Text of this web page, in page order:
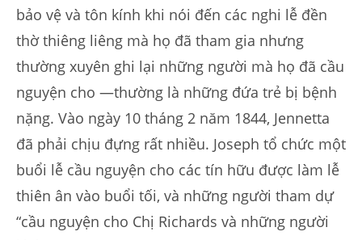
bảo vệ và tôn kính khi nói đến các nghi lễ đền
thờ thiêng liêng mà họ đã tham gia nhưng
thường xuyên ghi lại những người mà họ đã cầu
nguyện cho —thường là những đứa trẻ bị bệnh
nặng. Vào ngày 10 tháng 2 năm 1844, Jennetta
đã phải chịu đựng rất nhiều. Joseph tổ chức một
buổi lễ cầu nguyện cho các tín hữu được làm lễ
thiên ân vào buổi tối, và những người tham dự
“cầu nguyện cho Chị Richards và những người